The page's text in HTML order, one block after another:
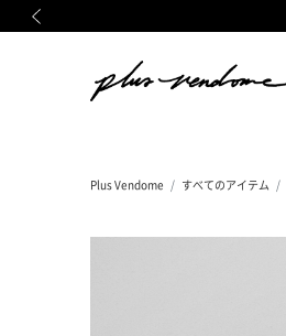
Plus Vendome すべてのアイテム